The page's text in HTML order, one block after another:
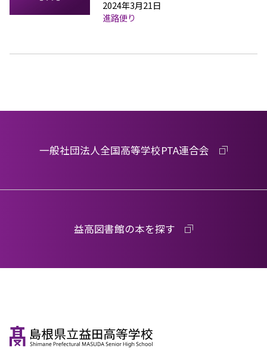
2024年3月21日
進路便り
一般社団法人全国高等学校PTA連合会
益高図書館の本を探す